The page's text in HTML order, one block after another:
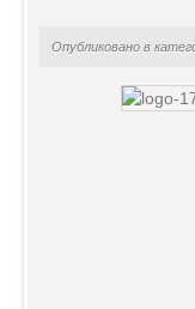
Опубликовано в